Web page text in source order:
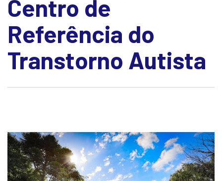
Centro de
Referência do
Transtorno Autista